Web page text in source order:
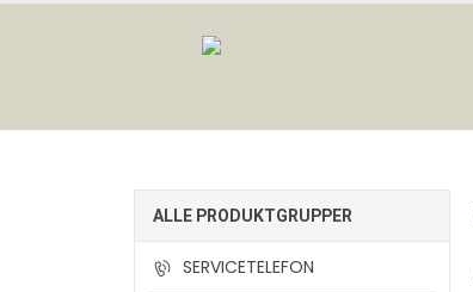
ALLE PRODUKTGRUPPER
SERVICETELEFON